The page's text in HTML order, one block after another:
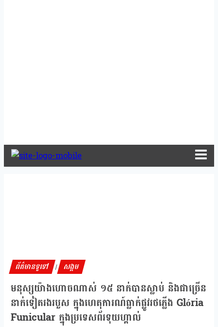
ព័ត៌មានទូទៅ | សង្គម
មនុស្សយ៉ាងហោចណាស់ ១៥ នាក់បានស្លាប់ និងជាច្រើន
នាក់ទៀតរងរបួស ក្នុងហេតុការណ៍ធ្លាក់ផ្លូវរថភ្លើង Glória
Funicular ក្នុងប្រទេសព័រទុយហ្គាល់